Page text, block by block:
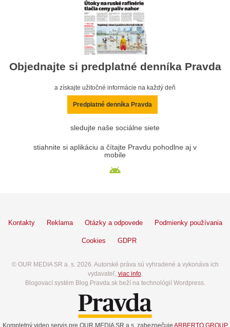
Objednajte si predplatné denníka Pravda
a získajte užitočné informácie na každý deň
Predplatné denníka Pravda
sledujte naše sociálne siete
stiahnite si aplikáciu a čítajte Pravdu pohodlne aj v
mobile
Kontakty Reklama Otázky a odpovede Podmienky používania
Cookies GDPR
© OUR MEDIA SR a. s. 2026. Autorské práva sú vyhradené a vykonáva ich
vydavateľ, viac info.
Blogovací systém Blog.Pravda.sk beží na technológií Wordpress.